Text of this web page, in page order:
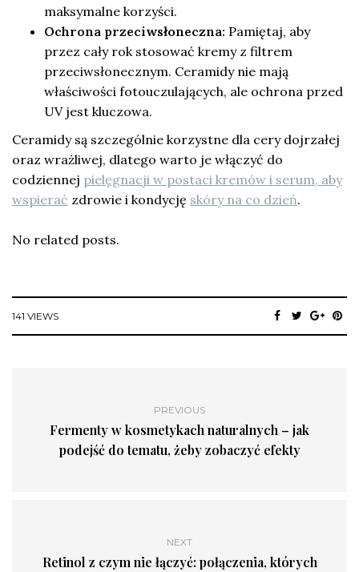
maksymalne korzyści.
Ochrona przeciwsłoneczna: Pamiętaj, aby
przez cały rok stosować kremy z filtrem
przeciwsłonecznym. Ceramidy nie mają
właściwości fotouczulających, ale ochrona przed
UV jest kluczowa.
Ceramidy są szczególnie korzystne dla cery dojrzałej
oraz wrażliwej, dlatego warto je włączyć do
codziennej pielęgnacji w postaci kremów i serum, aby
wspierać zdrowie i kondycję skóry na co dzień.
No related posts.
141 VIEWS
PREVIOUS
Fermenty w kosmetykach naturalnych – jak
podejść do tematu, żeby zobaczyć efekty
NEXT
Retinol z czym nie łączyć: połączenia, których